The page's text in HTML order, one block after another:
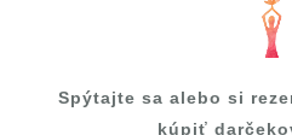
Spýtajte sa alebo si
kúpiť